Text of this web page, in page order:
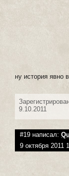
ну история явно
9.10.2011
#19 написал:
9 октября 2011